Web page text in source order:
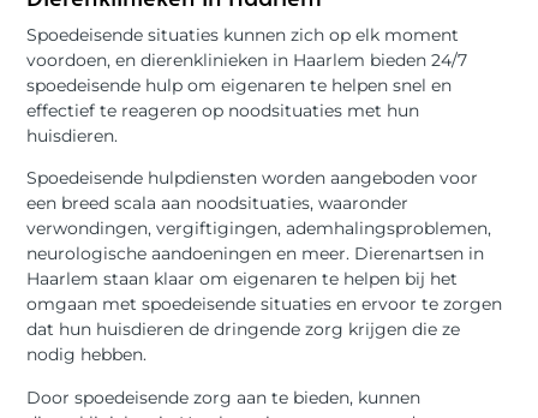
Spoedeisende situaties kunnen zich op elk moment
voordoen, en dierenklinieken in Haarlem bieden 24/7
spoedeisende hulp om eigenaren te helpen snel en
effectief te reageren op noodsituaties met hun
huisdieren.
Spoedeisende hulpdiensten worden aangeboden voor
een breed scala aan noodsituaties, waaronder
verwondingen, vergiftigingen, ademhalingsproblemen,
neurologische aandoeningen en meer. Dierenartsen in
Haarlem staan klaar om eigenaren te helpen bij het
omgaan met spoedeisende situaties en ervoor te zorgen
dat hun huisdieren de dringende zorg krijgen die ze
nodig hebben.
Door spoedeisende zorg aan te bieden, kunnen